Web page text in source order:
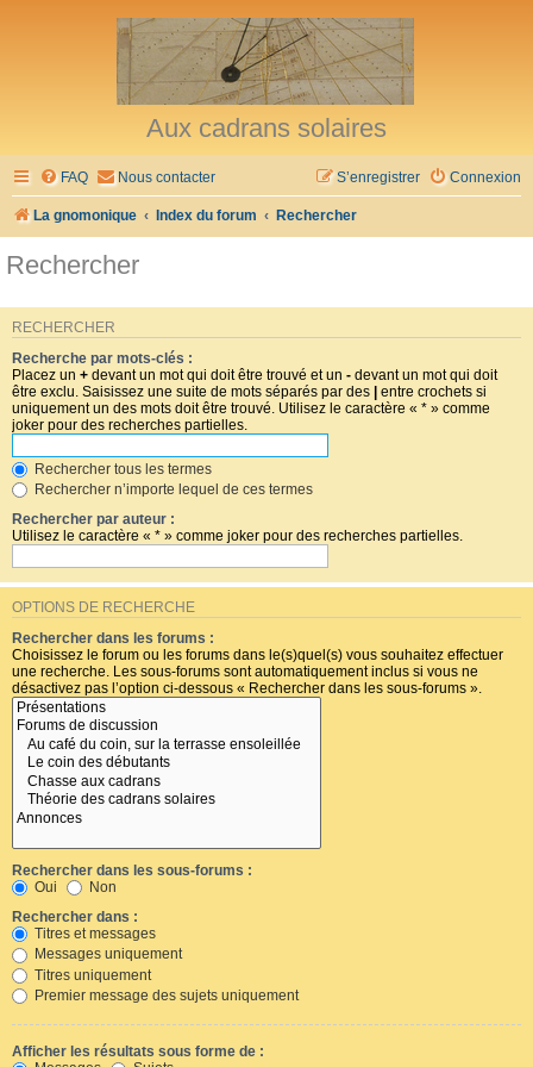
Aux cadrans solaires
FAQ Nous contacter Connexion
S’enregistrer
La gnomonique Index du forum Rechercher
Rechercher
RECHERCHER
Recherche par mots-clés :
Placez un + devant un mot qui doit être trouvé et un - devant un mot qui doit
être exclu. Saisissez une suite de mots séparés par des | entre crochets si
uniquement un des mots doit être trouvé. Utilisez le caractère « * » comme
joker pour des recherches partielles.
Rechercher tous les termes
Rechercher n’importe lequel de ces termes
Rechercher par auteur :
Utilisez le caractère « * » comme joker pour des recherches partielles.
OPTIONS DE RECHERCHE
Rechercher dans les forums :
Choisissez le forum ou les forums dans le(s)quel(s) vous souhaitez effectuer
une recherche. Les sous-forums sont automatiquement inclus si vous ne
désactivez pas l’option ci-dessous « Rechercher dans les sous-forums ».
Rechercher dans les sous-forums :
Oui
Non
Rechercher dans :
Titres et messages
Messages uniquement
Titres uniquement
Premier message des sujets uniquement
Afficher les résultats sous forme de :